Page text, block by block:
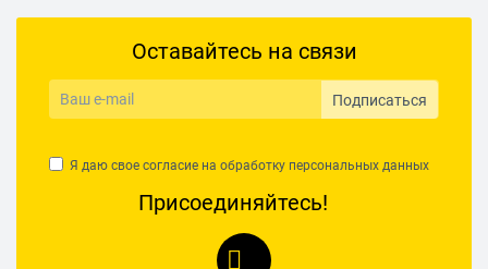
Оставайтесь на связи
Подписаться
Я даю свое согласие на обработку персональных данных
Присоединяйтесь!